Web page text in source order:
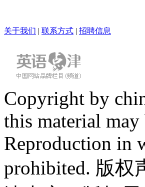
关于我们 | 联系方式 | 招聘信息
Copyright by
this material
Reproduction in
prohibited. 版